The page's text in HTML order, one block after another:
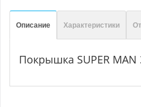
Описание Характеристики
Покрышка SUPER